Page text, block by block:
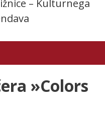
– Kulturnega
»Colors